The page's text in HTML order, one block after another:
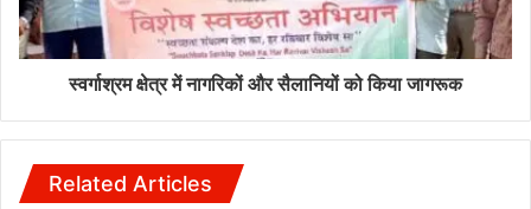
स्वर्गाश्रम क्षेत्र में नागरिकों और सैलानियों को किया जागरूक
Related Articles